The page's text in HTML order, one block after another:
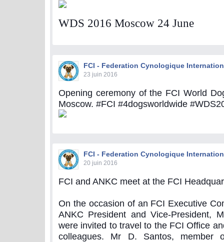
WDS 2016 Moscow 24 June
FCI - Federation Cynologique
23 juin 2016
Opening ceremony of the FCI World
Moscow. #FCI #4dogsworldwide
FCI - Federation Cynologique
20 juin 2016
FCI and ANKC meet at the FCI
On the occasion of an FCI Executive
ANKC President and Vice-President,
were invited to travel to the FCI Office
colleagues. Mr D. Santos, member